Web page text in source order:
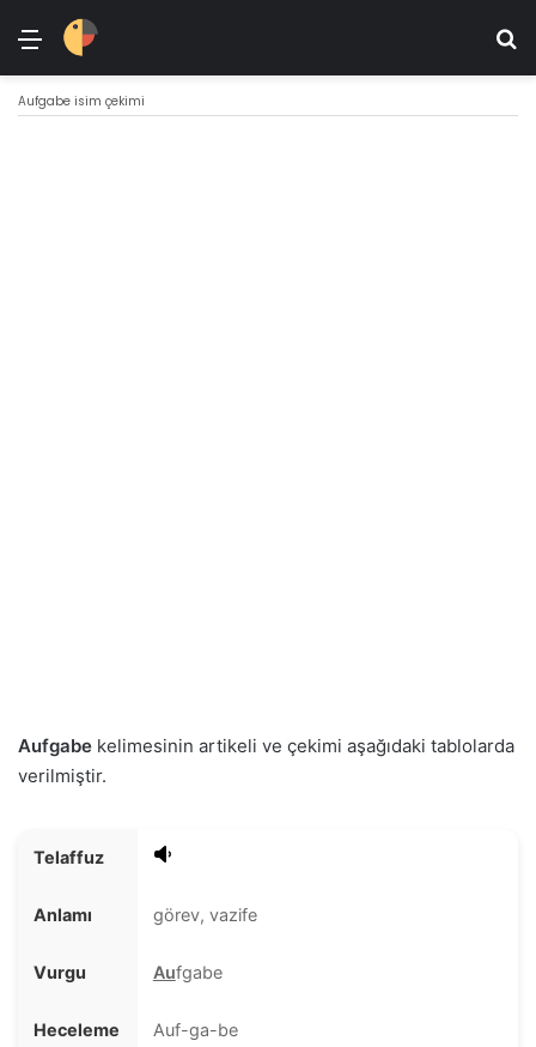
Menü
Aufgabe isim çekimi
Aufgabe kelimesinin artikeli ve çekimi aşağıdaki tablolarda
verilmiştir.
Telaffuz
Anlamı görev, vazife
Vurgu Aufgabe
Heceleme Auf-ga-be